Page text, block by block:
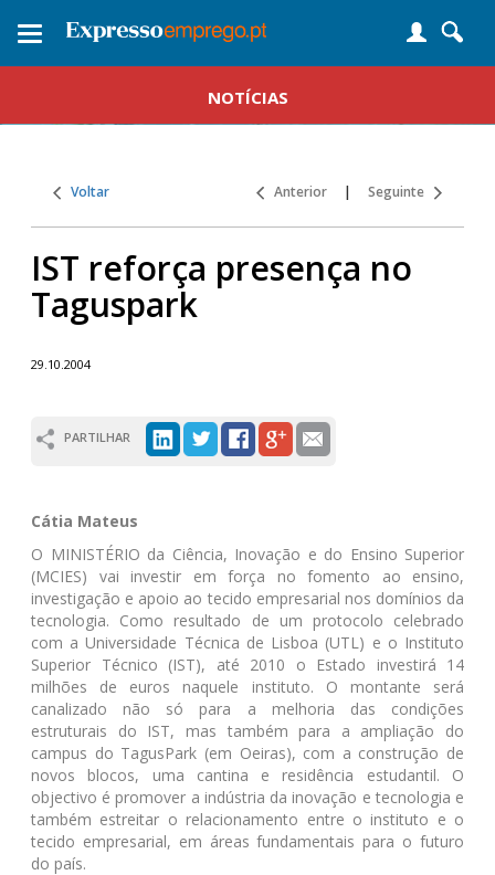
Toggle
NOTÍCIAS
Voltar Anterior | Seguinte
IST reforça presença no
Taguspark
29.10.2004
PARTILHAR
Cátia Mateus
O MINISTÉRIO da Ciência, Inovação e do Ensino Superior
(MCIES) vai investir em força no fomento ao ensino,
investigação e apoio ao tecido empresarial nos domínios da
tecnologia. Como resultado de um protocolo celebrado
com a Universidade Técnica de Lisboa (UTL) e o Instituto
Superior Técnico (IST), até 2010 o Estado investirá 14
milhões de euros naquele instituto. O montante será
canalizado não só para a melhoria das condições
estruturais do IST, mas também para a ampliação do
campus do TagusPark (em Oeiras), com a construção de
novos blocos, uma cantina e residência estudantil. O
objectivo é promover a indústria da inovação e tecnologia e
também estreitar o relacionamento entre o instituto e o
tecido empresarial, em áreas fundamentais para o futuro
do país.